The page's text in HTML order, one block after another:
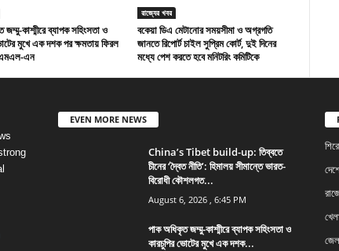
কাশ্মীরে ব্যাপক সহিংসতা ও
মুখে এক দশক পর ক্ষমতায় ফিরল
এন
রাজ্যের খবর
বকেয়া ডিএ মেটানোর সময়সীমা ও অগ্রগতি
জানতে রিপোর্ট চাইল সুপ্রিম কোর্ট, দুই দিনের
মধ্যে পেশ করতে হবে মনিটরিং কমিটিকে
EVEN MORE NEWS
China’s Tibet build-up: তিব্বতে
চীনের ‘দ্বৈত নীতি’: হিমালয় সীমান্তে ভারত-
বিরোধী কৌশলগত...
August 6, 2026 , 6:45 PM
পাক অধিকৃত জম্মু-কাশ্মীরে ব্যাপক সহিংসতা ও
কারচুপির ভোটের মুখে এক দশক...